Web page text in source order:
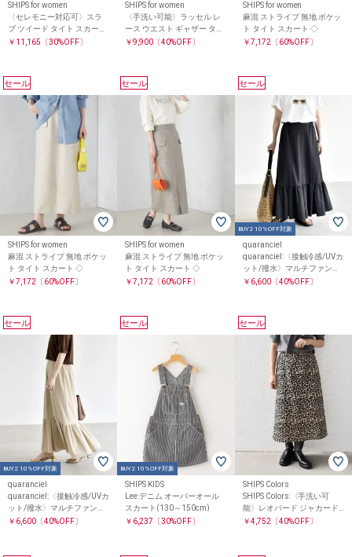
SHIPS for women
〈セレモニー対応可〉スラ
ブ ツイード タイト スカート
（セットアップ対応）
￥11,165 〔30%OFF〕
SHIPS for women
〈手洗い可能〉ラッセル レ
ース ウエスト ギャザー タイ
ト スカート
￥9,900 〔40%OFF〕
SHIPS for women
麻混 ストライプ 無地 ポケッ
ト タイト スカート ◇
￥7,172〔60%OFF〕
セール
SHIPS for women
麻混 ストライプ 無地 ポケッ
ト タイト スカート ◇
￥7,172〔60%OFF〕
セール
SHIPS for women
麻混 ストライプ 無地 ポケッ
ト タイト スカート ◇
￥7,172 〔60%OFF〕
セール
BUY2 10%OFF対象
quaranciel
quaranciel:〈接触冷感/UVカ
ット/撥水〉マルチファンク
ション ティアード スカート
￥6,600〔40%OFF〕
セール
BUY2 10%OFF対象
quaranciel
quaranciel:〈接触冷感/UVカ
ット/撥水〉マルチファンク
ション ティアード スカート
￥6,600〔40%OFF〕
セール
BUY2 10%OFF対象
SHIPS KIDS
Lee:デニム オーバーオール
スカート(130～150cm)
￥6,237
〔30%OFF〕
セール
SHIPS Colors
SHIPS Colors:〈手洗い可
能〉レオパード ジャカード
スカート
￥4,752〔40%OFF〕